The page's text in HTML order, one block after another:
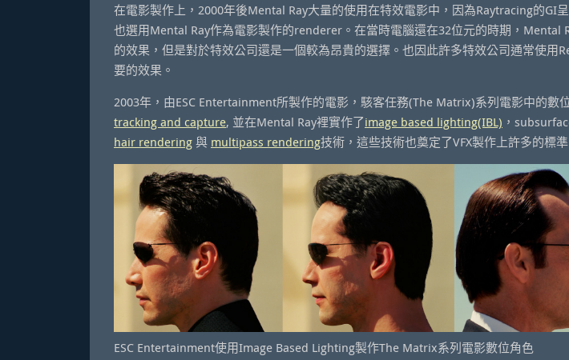
在電影製作上，2000年後Mental Ray大量的使用在特效電影中，因為Raytracing的GI
也選用Mental Ray作為電影製作的renderer。在當時電腦還在32位元的時期，Mental
的效果，但是對於特效公司還是一個較為昂貴的選擇。也因此許多特效公司通常使用
要的效果。
2003年，由ESC Entertainment所製作的電影，駭客任務(The Matrix)系列電影中的數
tracking and capture, 並在Mental Ray裡實作了image based lighting(IBL) ，
hair rendering 與 multipass rendering技術，這些技術也奠定了VFX製作上許多的標準
ESC Entertainment使用Image Based Lighting製作The Matrix系列電影數位角色